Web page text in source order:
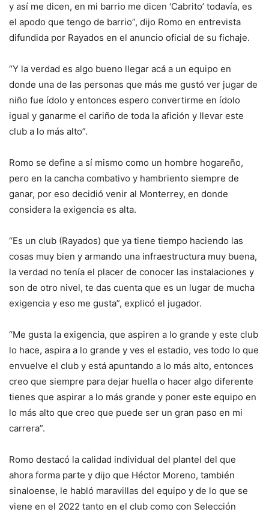
y así me dicen, en mi barrio me dicen ‘Cabrito’ todavía, es
el apodo que tengo de barrio”, dijo Romo en entrevista
difundida por Rayados en el anuncio oficial de su fichaje.
“Y la verdad es algo bueno llegar acá a un equipo en
donde una de las personas que más me gustó ver jugar de
niño fue ídolo y entonces espero convertirme en ídolo
igual y ganarme el cariño de toda la afición y llevar este
club a lo más alto”.
Romo se define a sí mismo como un hombre hogareño,
pero en la cancha combativo y hambriento siempre de
ganar, por eso decidió venir al Monterrey, en donde
considera la exigencia es alta.
“Es un club (Rayados) que ya tiene tiempo haciendo las
cosas muy bien y armando una infraestructura muy buena,
la verdad no tenía el placer de conocer las instalaciones y
son de otro nivel, te das cuenta que es un lugar de mucha
exigencia y eso me gusta”, explicó el jugador.
“Me gusta la exigencia, que aspiren a lo grande y este club
lo hace, aspira a lo grande y ves el estadio, ves todo lo que
envuelve el club y está apuntando a lo más alto, entonces
creo que siempre para dejar huella o hacer algo diferente
tienes que aspirar a lo más grande y poner este equipo en
lo más alto que creo que puede ser un gran paso en mi
carrera”.
Romo destacó la calidad individual del plantel del que
ahora forma parte y dijo que Héctor Moreno, también
sinaloense, le habló maravillas del equipo y de lo que se
viene en el 2022 tanto en el club como con Selección